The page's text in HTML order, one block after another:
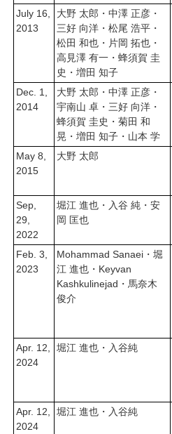
July 16,
2013
大野 太郎・中澤 正彦・
三好 向洋・松尾 浩平・
松田 和也・片岡 拓也・
高見澤 有一・蜂須賀 圭
史・増田 知子
Dec. 1,
2014
大野 太郎・中澤 正彦・
宇南山 卓・三好 向洋・
蜂須賀 圭史・菊田 和
晃・増田 知子・山本 学
May 8,
2015
大野 太郎
Sep,
29,
2022
堀江 進也・入谷 純・安
岡 匡也
Feb. 3,
2023
Mohammad Sanaei・堀
江 進也・Keyvan
Kashkulinejad・馬奈木
俊介
Apr. 12,
2024
堀江 進也・入谷純
Apr. 12,
2024
堀江 進也・入谷純